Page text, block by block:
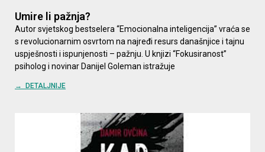
Umire li pažnja?
Autor svjetskog bestselera “Emocionalna inteligencija” vraća se
s revolucionarnim osvrtom na najređi resurs današnjice i tajnu
uspješnosti i ispunjenosti – pažnju. U knjizi “Fokusiranost”
psiholog i novinar Danijel Goleman istražuje
→ DETALJNIJE